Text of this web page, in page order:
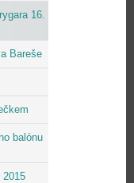
16.
Bareše
balónu
2015